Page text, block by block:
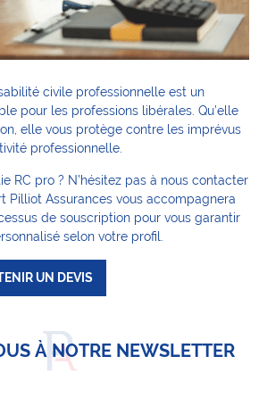
civile professionnelle est un
pour les professions libérales. Qu’elle
elle vous protège contre les imprévus
professionnelle.
RC pro ? N’hésitez pas à nous contacter
Pilliot Assurances vous accompagnera
de souscription pour vous garantir
selon votre profil.
UN DEVIS
À NOTRE NEWSLETTER